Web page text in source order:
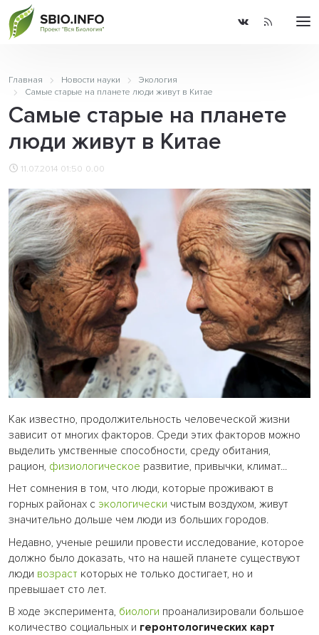
Главная Новости науки
Экология
Самые старые на планете люди живут в Китае
Самые старые на планете
люди живут в Китае
11.07.2014 01:50 0.00
Как известно, продолжительность человеческой жизни
зависит от многих факторов. Среди этих факторов можно
выделить умственные способности, среду обитания,
рацион, физиологическое развитие, привычки, климат...
Нет сомнения в том, что люди, которые проживают в
горных районах с экологически чистым воздухом, живут
значительно дольше чем люди из больших городов.
Недавно, ученые решили провести исследование, которое
должно было доказать, что на нашей планете существуют
люди возраст которых не только достигает, но и
превышает сто лет.
В ходе эксперимента, биологи проанализировали большое
количество социальных и геронтологических карт